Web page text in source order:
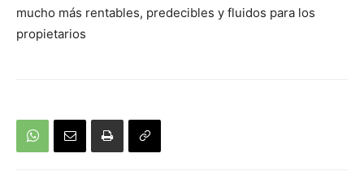
mucho más rentables, predecibles y fluidos para los
propietarios